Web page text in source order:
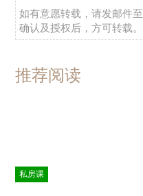
如有意愿转载，请发邮件至
确认及授权后，方可转载。
推荐阅读
私房课